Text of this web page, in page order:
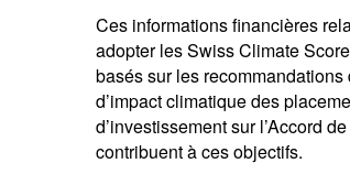
Ces informations financières
adopter les Swiss Climate
basés sur les
d’impact climatique des
d’investissement sur l’Accord
contribuent à ces objectifs.